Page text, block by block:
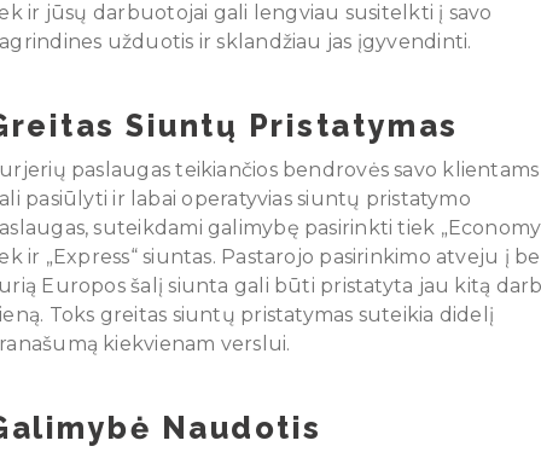
ir jūsų darbuotojai gali lengviau susitelkti į savo
užduotis ir sklandžiau jas įgyvendinti.
Siuntų Pristatymas
paslaugas teikiančios bendrovės savo klientams
pasiūlyti ir labai operatyvias siuntų pristatymo
suteikdami galimybę pasirinkti tiek
ir „Express“ siuntas. Pastarojo pasirinkimo atveju į
Europos šalį siunta gali būti pristatyta jau kitą
Toks greitas siuntų pristatymas suteikia didelį
kiekvienam verslui.
Naudotis